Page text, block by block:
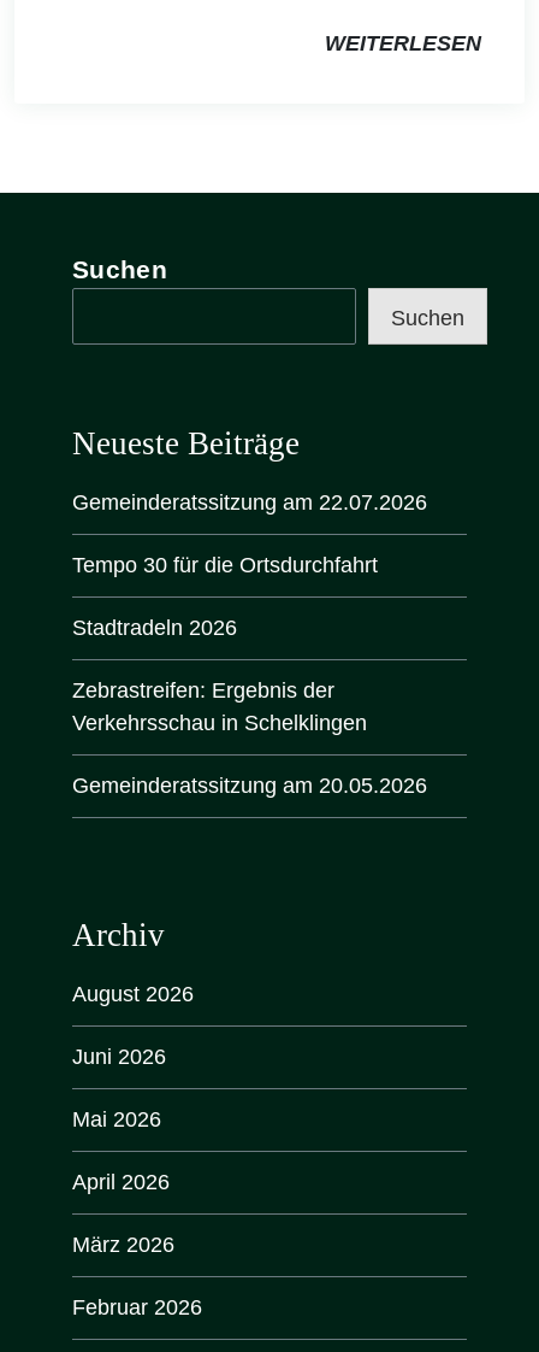
WEITERLESEN
Suchen
Suchen
Neueste Beiträge
Gemeinderatssitzung am 22.07.2026
Tempo 30 für die Ortsdurchfahrt
Stadtradeln 2026
Zebrastreifen: Ergebnis der
Verkehrsschau in Schelklingen
Gemeinderatssitzung am 20.05.2026
Archiv
August 2026
Juni 2026
Mai 2026
April 2026
März 2026
Februar 2026